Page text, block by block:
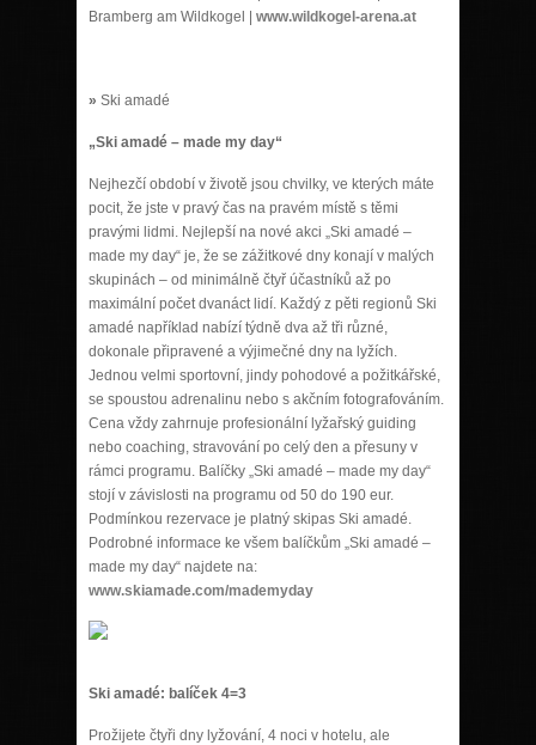
Bramberg am Wildkogel | www.wildkogel-arena.at
» Ski amadé
„Ski amadé – made my day“
Nejhezčí období v životě jsou chvilky, ve kterých máte
pocit, že jste v pravý čas na pravém místě s těmi
pravými lidmi. Nejlepší na nové akci „Ski amadé –
made my day“ je, že se zážitkové dny konají v malých
skupinách – od minimálně čtyř účastníků až po
maximální počet dvanáct lidí. Každý z pěti regionů Ski
amadé například nabízí týdně dva až tři různé,
dokonale připravené a výjimečné dny na lyžích.
Jednou velmi sportovní, jindy pohodové a požitkářské,
se spoustou adrenalinu nebo s akčním fotografováním.
Cena vždy zahrnuje profesionální lyžařský guiding
nebo coaching, stravování po celý den a přesuny v
rámci programu. Balíčky „Ski amadé – made my day“
stojí v závislosti na programu od 50 do 190 eur.
Podmínkou rezervace je platný skipas Ski amadé.
Podrobné informace ke všem balíčkům „Ski amadé –
made my day“ najdete na:
www.skiamade.com/mademyday
Ski amadé: balíček 4=3
Prožijete čtyři dny lyžování, 4 noci v hotelu, ale